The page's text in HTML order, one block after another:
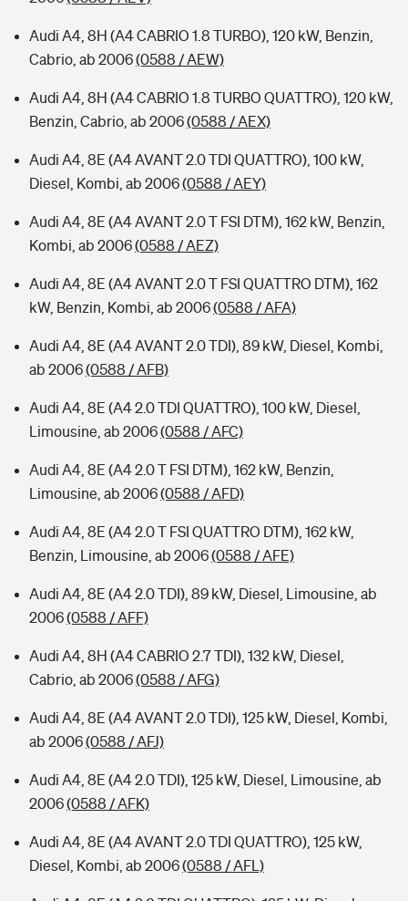
Audi A4, 8H (A4 CABRIO 1.8 TURBO), 120 kW, Benzin,
Cabrio, ab 2006(0588 / AEW)
Audi A4, 8H (A4 CABRIO 1.8 TURBO QUATTRO), 120 kW,
Benzin, Cabrio, ab 2006(0588 / AEX)
Audi A4, 8E (A4 AVANT 2.0 TDI QUATTRO), 100 kW,
Diesel, Kombi, ab 2006(0588 / AEY)
Audi A4, 8E (A4 AVANT 2.0 T FSI DTM), 162 kW, Benzin,
Kombi, ab 2006(0588 / AEZ)
Audi A4, 8E (A4 AVANT 2.0 T FSI QUATTRO DTM), 162
kW, Benzin, Kombi, ab 2006(0588 / AFA)
Audi A4, 8E (A4 AVANT 2.0 TDI), 89 kW, Diesel, Kombi,
ab 2006(0588 / AFB)
Audi A4, 8E (A4 2.0 TDI QUATTRO), 100 kW, Diesel,
Limousine, ab 2006(0588 / AFC)
Audi A4, 8E (A4 2.0 T FSI DTM), 162 kW, Benzin,
Limousine, ab 2006(0588 / AFD)
Audi A4, 8E (A4 2.0 T FSI QUATTRO DTM), 162 kW,
Benzin, Limousine, ab 2006(0588 / AFE)
Audi A4, 8E (A4 2.0 TDI), 89 kW, Diesel, Limousine, ab
2006(0588 / AFF)
Audi A4, 8H (A4 CABRIO 2.7 TDI), 132 kW, Diesel,
Cabrio, ab 2006(0588 / AFG)
Audi A4, 8E (A4 AVANT 2.0 TDI), 125 kW, Diesel, Kombi,
ab 2006(0588 / AFJ)
Audi A4, 8E (A4 2.0 TDI), 125 kW, Diesel, Limousine, ab
2006(0588 / AFK)
Audi A4, 8E (A4 AVANT 2.0 TDI QUATTRO), 125 kW,
Diesel, Kombi, ab 2006(0588 / AFL)